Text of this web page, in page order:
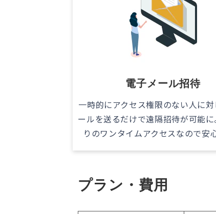
電子メール招待
一時的にアクセス権限のない人に対
ールを送るだけで遠隔招待が可能に
りのワンタイムアクセスなので安
プラン・費用